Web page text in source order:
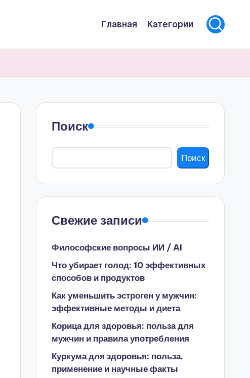
Главная Категории
Поиск
Поиск
Свежие записи
Философские вопросы ИИ / AI
Что убирает голод: 10 эффективных
способов и продуктов
Как уменьшить эстроген у мужчин:
эффективные методы и диета
Корица для здоровья: польза для
мужчин и правила употребления
Куркума для здоровья: польза,
применение и научные факты